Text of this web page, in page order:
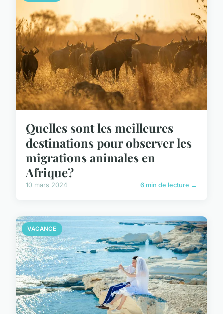
Quelles sont les meilleures
destinations pour observer les
migrations animales en
Afrique?
10 mars 2024 6 min de lecture →
VACANCE